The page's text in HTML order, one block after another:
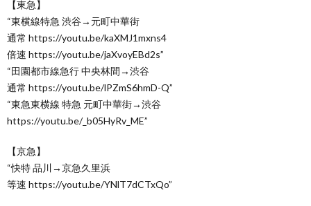
【東急】
“東横線特急 渋谷→元町中華街
通常 https://youtu.be/kaXMJ1mxns4
倍速 https://youtu.be/jaXvoyEBd2s”
“田園都市線急行 中央林間→渋谷
通常 https://youtu.be/lPZmS6hmD-Q”
“東急東横線 特急 元町中華街→渋谷
https://youtu.be/_b05HyRv_ME”
【京急】
“快特 品川→京急久里浜
等速 https://youtu.be/YNlT7dCTxQo”